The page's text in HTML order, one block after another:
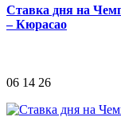
Ставка дня на
– Кюрасао
06 14 26